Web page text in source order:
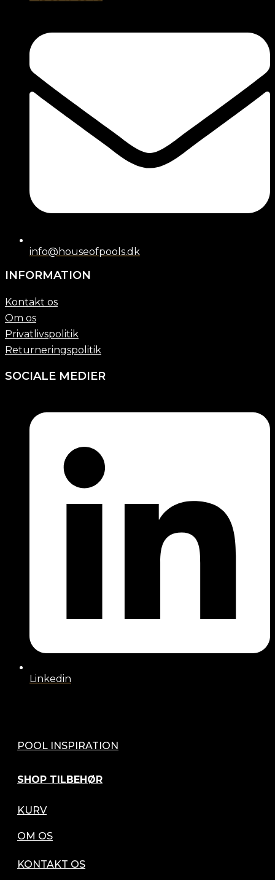
info@houseofpools.dk
INFORMATION
Kontakt os
Om os
Privatlivspolitik
Returneringspolitik
SOCIALE MEDIER
Linkedin
POOL INSPIRATION
SHOP TILBEHØR
KURV
OM OS
KONTAKT OS